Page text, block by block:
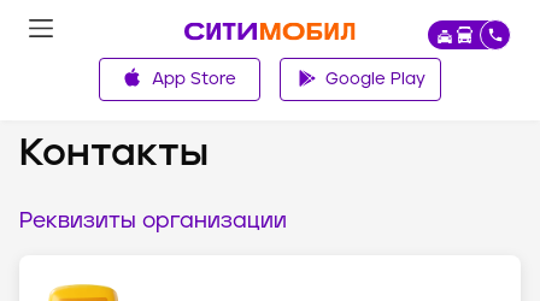
App Store Google Play
О компании
Контакты
Реквизиты организации